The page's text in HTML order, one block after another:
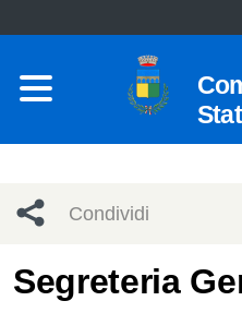
Condividi
Condividi
Segreteria